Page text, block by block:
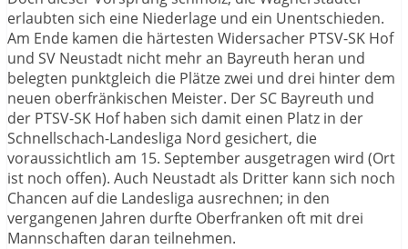
erlaubten sich eine Niederlage und ein Unentschieden.
Am Ende kamen die härtesten Widersacher PTSV-SK Hof
und SV Neustadt nicht mehr an Bayreuth heran und
belegten punktgleich die Plätze zwei und drei hinter dem
neuen oberfränkischen Meister. Der SC Bayreuth und
der PTSV-SK Hof haben sich damit einen Platz in der
Schnellschach-Landesliga Nord gesichert, die
voraussichtlich am 15. September ausgetragen wird (Ort
ist noch offen). Auch Neustadt als Dritter kann sich noch
Chancen auf die Landesliga ausrechnen; in den
vergangenen Jahren durfte Oberfranken oft mit drei
Mannschaften daran teilnehmen.